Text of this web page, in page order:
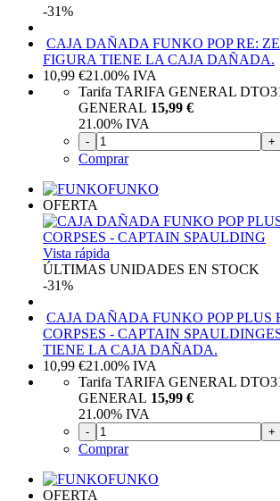
-31%
CAJA DAÑADA FUNKO POP RE:
FIGURA TIENE LA CAJA DAÑADA.
10,99 €21.00% IVA
Tarifa TARIFA GENERAL DTO
GENERAL 15,99 €
21.00% IVA
- +
Comprar
FUNKO
OFERTA
Vista rápida
ÚLTIMAS UNIDADES EN STOCK
-31%
CAJA DAÑADA FUNKO POP PLUS
CORPSES - CAPTAIN SPAULDING
TIENE LA CAJA DAÑADA.
10,99 €21.00% IVA
Tarifa TARIFA GENERAL DTO
GENERAL 15,99 €
21.00% IVA
- +
Comprar
FUNKO
OFERTA